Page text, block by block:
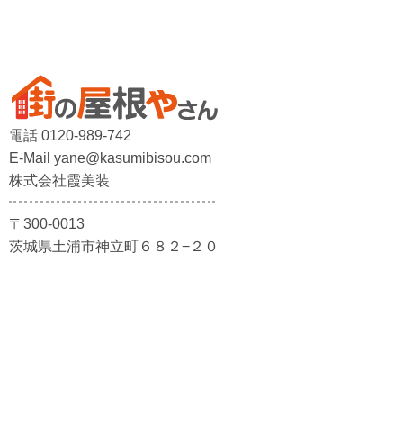
電話 0120-989-742
E-Mail yane@kasumibisou.com
株式会社霞美装
〒300-0013
茨城県土浦市神立町６８２−２０